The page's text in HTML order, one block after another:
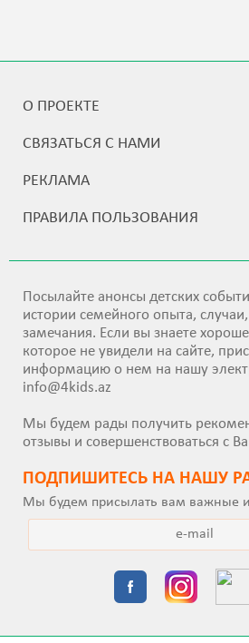
О ПРОЕКТЕ
СВЯЗАТЬСЯ С НАМИ
РЕКЛАМА
ПРАВИЛА ПОЛЬЗОВАНИЯ
Посылайте анонсы детских
истории семейного опыта,
замечания. Если вы знаете
которое не увидели на сайте,
информацию о нем на нашу
info@4kids.az
Мы будем рады получить
отзывы и совершенствоваться с
ПОДПИШИТEСЬ НА НАШУ
Мы будем присылать вам важные